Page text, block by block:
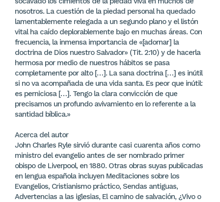
nosotros. La cuestión de la piedad personal ha quedado
lamentablemente relegada a un segundo plano y el listón
vital ha caído deplorablemente bajo en muchas áreas. Con
frecuencia, la inmensa importancia de «[adornar] la
doctrina de Dios nuestro Salvador» (Tit. 2:10) y de hacerla
hermosa por medio de nuestros hábitos se pasa
completamente por alto […]. La sana doctrina […] es inútil
si no va acompañada de una vida santa. Es peor que inútil:
es perniciosa […]. Tengo la clara convicción de que
precisamos un profundo avivamiento en lo referente a la
santidad bíblica.»
Acerca del autor
John Charles Ryle sirvió durante casi cuarenta años como
ministro del evangelio antes de ser nombrado primer
obispo de Liverpool, en 1880. Otras obras suyas publicadas
en lengua española incluyen Meditaciones sobre los
Evangelios, Cristianismo práctico, Sendas antiguas,
Advertencias a las iglesias, El camino de salvación, ¿Vivo o